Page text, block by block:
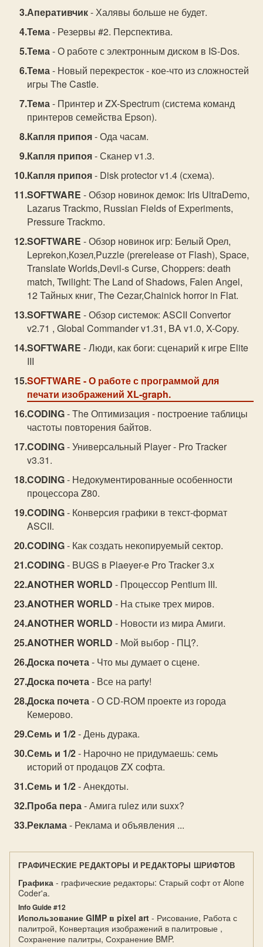
Аперативчик- Халявы больше не будет.
Тема- Резервы #2. Перспектива.
Тема- О работе с электронным диском в IS-Dos.
Тема- Новый перекресток - кое-что из сложностей
игры The Castle.
Тема- Принтер и ZX-Spectrum (система команд
принтеров семейства Epson).
Капля припоя- Ода часам.
Капля припоя- Сканер v1.3.
Капля припоя- Disk protector v1.4 (схема).
SOFTWARE - Обзор новинок демок: Iris UltraDemo,
Lazarus Trackmo, Russian Fields of Experiments,
Pressure Trackmo.
SOFTWARE - Обзор новинок игр: Белый Орел,
Leprekon,Козел,Puzzle (prerelease от Flash), Space,
Translate Worlds,Devil-s Curse, Choppers: death
match, Twilight: The Land of Shadows, Falen Angel,
12 Тайных книг, The Cezar,Chainick horror in Flat.
SOFTWARE - Обзор системок: ASCII Convertor
v2.71 , Global Commander v1.31, BA v1.0, X-Copy.
SOFTWARE - Люди, как боги: сценарий к игре Elite
III
SOFTWARE - О работе с программой для
печати изображений XL-graph.
CODING- The Оптимизация - построение таблицы
частоты повторения байтов.
CODING- Универсальный Player - Pro Tracker
v3.31.
CODING- Недокументированные особенности
процессора Z80.
CODING- Конверсия графики в текст-формат
ASCII.
CODING- Как создать некопируемый сектор.
CODING- BUGS в Plaeyer-e Pro Tracker 3.x
ANOTHER WORLD - Процессор Pentium III.
ANOTHER WORLD - На стыке трех миров.
ANOTHER WORLD - Новости из мира Амиги.
ANOTHER WORLD - Мой выбор - ПЦ?.
Доска почета- Что мы думает о сцене.
Доска почета- Все на party!
Доска почета- О CD-ROM проекте из города
Кемерово.
Семь и 1/2- День дурака.
Семь и 1/2- Нарочно не придумаешь: семь
историй от продацов ZX софта.
Семь и 1/2- Анекдоты.
Проба пера- Амига rulez или suxx?
Реклама- Реклама и объявления ...
ГРАФИЧЕСКИЕ РЕДАКТОРЫ И РЕДАКТОРЫ ШРИФТОВ
Графика - графические редакторы: Старый софт от Alone
Coder'а.
Info Guide #12
Использование GIMP в pixel art - Рисование, Работа с
палитрой, Конвертация изображений в палитровые ,
Сохранение палитры, Сохранение BMP.